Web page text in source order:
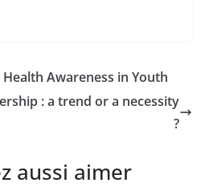
Awareness in Youth
: a trend or a necessity
?
aussi aimer